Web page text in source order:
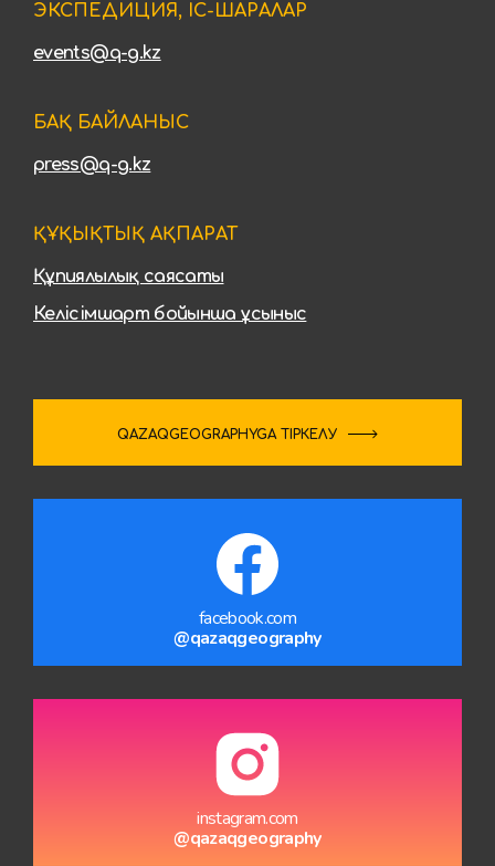
ЭКСПЕДИЦИЯ, ІС-ШАРАЛАР
events@q-g.kz
БАҚ БАЙЛАНЫС
press@q-g.kz
ҚҰҚЫҚТЫҚ АҚПАРАТ
Құпиялылық саясаты
Келісімшарт бойынша ұсыныс
QAZAQGEOGRAPHYGA ТІРКЕЛУ
facebook.com
@qazaqgeography
instagram.com
@qazaqgeography